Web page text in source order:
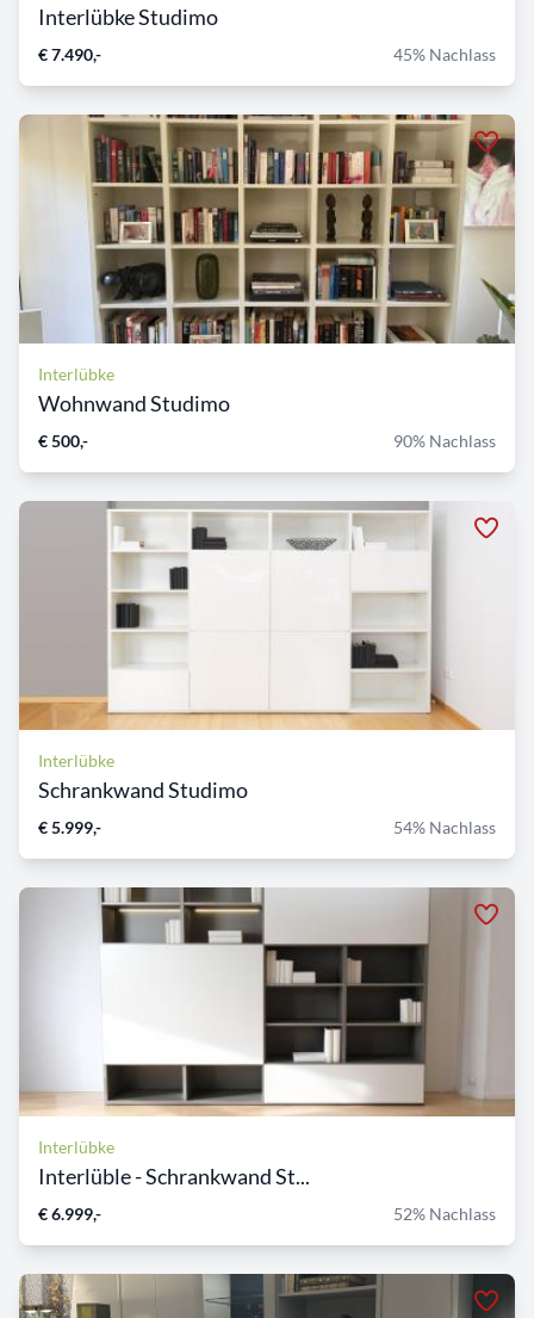
Interlübke Studimo
€ 7.490,- 45% Nachlass
Interlübke
Wohnwand Studimo
€ 500,- 90% Nachlass
Interlübke
Schrankwand Studimo
€ 5.999,- 54% Nachlass
Interlübke
Interlüble - Schrankwand St...
€ 6.999,- 52% Nachlass